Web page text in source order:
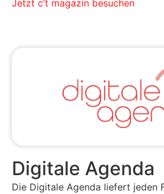
Jetzt c’t magazin besuchen
Digitale Agenda
Die Digitale Agenda liefert jeden